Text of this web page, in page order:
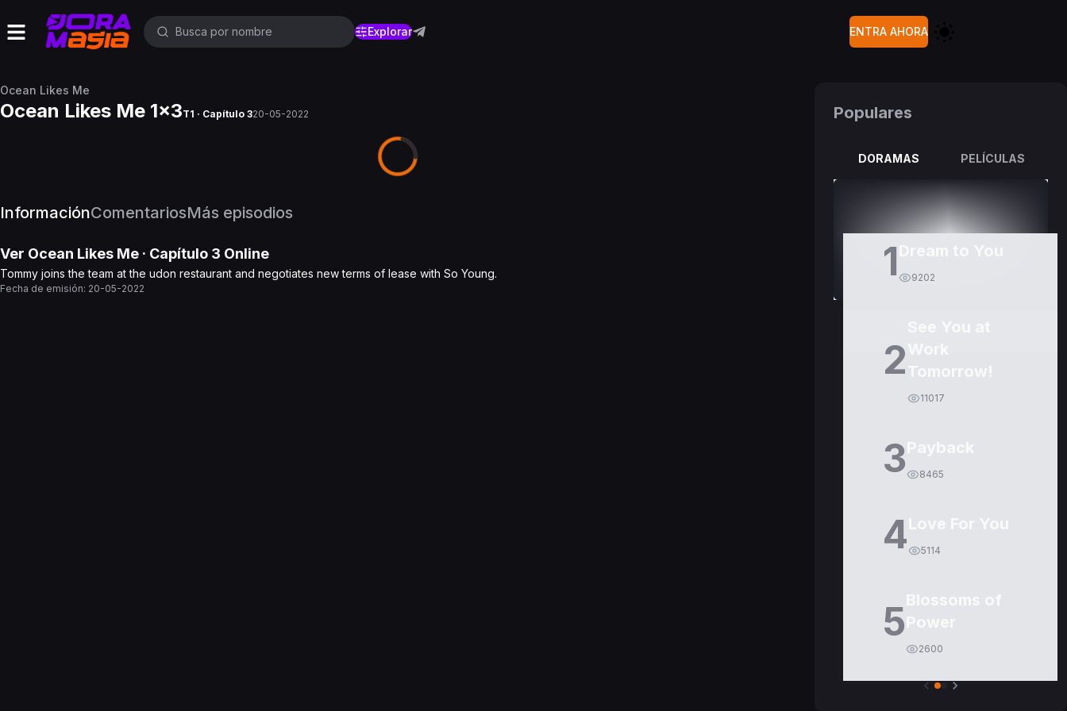
Explorar ENTRA AHORA
Ocean Likes Me
Ocean Likes Me 1x3T1 · Capítulo 320-05-2022
InformaciónComentariosMás episodios
Ver Ocean Likes Me · Capítulo 3 Online
Tommy joins the team at the udon restaurant and negotiates new terms of lease with So Young.
Fecha de emisión: 20-05-2022
Populares
DORAMAS PELÍCULAS
1 9202
2
11017
3 8465
4 5114
5
2600